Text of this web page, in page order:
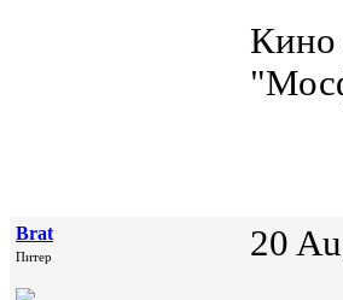
Кино
Brat
Питер 20